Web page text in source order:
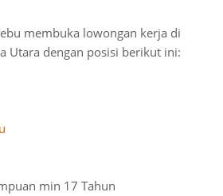
membuka lowongan kerja di
Utara dengan posisi berikut ini:
min 17 Tahun